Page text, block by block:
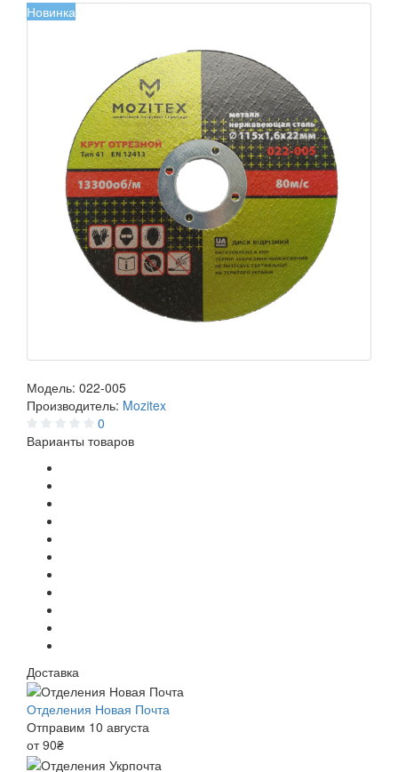
Новинка
Модель: 022-005
Производитель: Mozitex
0
Варианты товаров
Доставка
Отделения Новая Почта
Отправим 10 августа
от 90₴